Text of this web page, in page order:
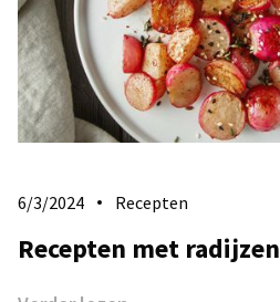
6/3/2024 Recepten
Recepten met radijzen